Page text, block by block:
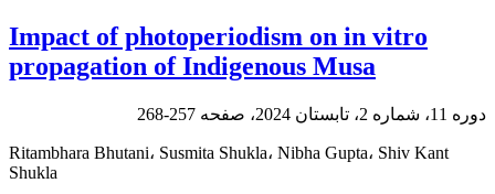
Impact of photoperiodism on in vitro
propagation of Indigenous Musa
دوره 11، شماره 2، تابستان 2024، صفحه 257-268
Ritambhara Bhutani، Susmita Shukla، Nibha Gupta، Shiv Kant
Shukla